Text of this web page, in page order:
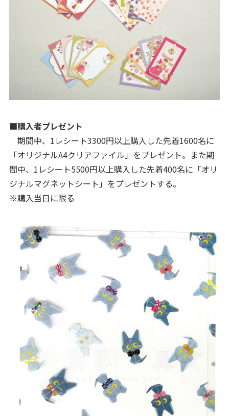
■購入者プレゼント
期間中、1レシート3300円以上購入した先着1600名に
「オリジナルA4クリアファイル」をプレゼント。また期
間中、1レシート5500円以上購入した先着400名に「オリ
ジナルマグネットシート」をプレゼントする。
※購入当日に限る